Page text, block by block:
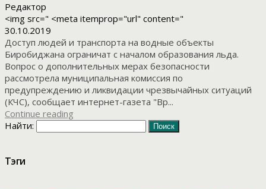
Редактор
<img src=" <meta itemprop="url" content="
30.10.2019
Доступ людей и транспорта на водные объекты
Биробиджана ограничат с началом образования льда.
Вопрос о дополнительных мерах безопасности
рассмотрела муниципальная комиссия по
предупреждению и ликвидации чрезвычайных ситуаций
(КЧС), сообщает интернет-газета "Вр...
Continue reading
Найти:
Тэги